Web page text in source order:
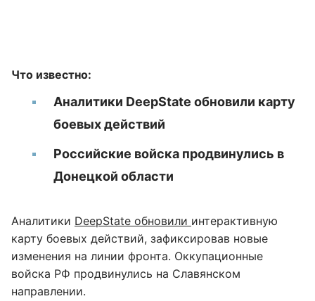
Что известно:
Аналитики DeepState обновили карту
боевых действий
Российские войска продвинулись в
Донецкой области
Аналитики DeepState обновили интерактивную
карту боевых действий, зафиксировав новые
изменения на линии фронта. Оккупационные
войска РФ продвинулись на Славянском
направлении.